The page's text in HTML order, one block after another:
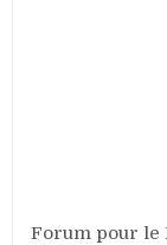
Forum pour le